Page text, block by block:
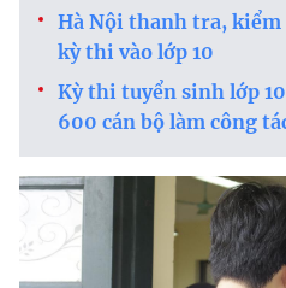
Hà Nội thanh tra, kiểm
kỳ thi vào lớp 10
Kỳ thi tuyển sinh lớp
600 cán bộ làm công